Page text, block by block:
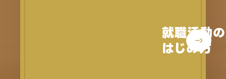
就職活動の
はじめ方